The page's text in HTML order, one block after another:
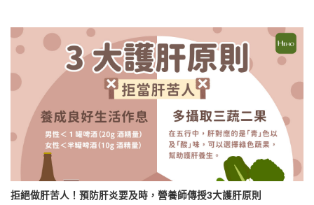
拒絕做肝苦人！預防肝炎要及時，營養師傳授3大護肝原則